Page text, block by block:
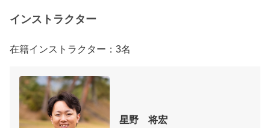
インストラクター
在籍インストラクター：3名
星野　将宏